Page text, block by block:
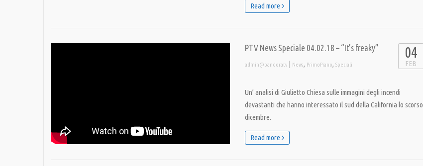
Read more
PTV News Speciale 04.02.18 – “It’s freaky”
admin@pandoratv | News, PrimoPiano, Speciali
04
FEB
Un’ analisi di Giulietto Chiesa sulle immagini degli incendi
devastanti che hanno interessato il sud della California lo scorso
dicembre.
Read more